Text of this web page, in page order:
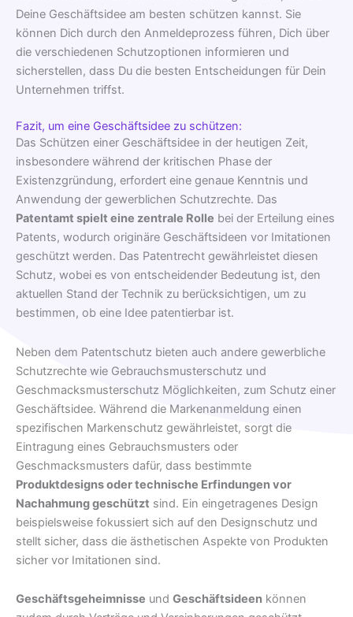
Deine Geschäftsidee am besten schützen kannst. Sie
können Dich durch den Anmeldeprozess führen, Dich über
die verschiedenen Schutzoptionen informieren und
sicherstellen, dass Du die besten Entscheidungen für Dein
Unternehmen triffst.
Fazit, um eine Geschäftsidee zu schützen:
Das Schützen einer Geschäftsidee in der heutigen Zeit,
insbesondere während der kritischen Phase der
Existenzgründung, erfordert eine genaue Kenntnis und
Anwendung der gewerblichen Schutzrechte. Das
Patentamt spielt eine zentrale Rolle bei der Erteilung eines
Patents, wodurch originäre Geschäftsideen vor Imitationen
geschützt werden. Das Patentrecht gewährleistet diesen
Schutz, wobei es von entscheidender Bedeutung ist, den
aktuellen Stand der Technik zu berücksichtigen, um zu
bestimmen, ob eine Idee patentierbar ist.
Neben dem Patentschutz bieten auch andere gewerbliche
Schutzrechte wie Gebrauchsmusterschutz und
Geschmacksmusterschutz Möglichkeiten, zum Schutz einer
Geschäftsidee. Während die Markenanmeldung einen
spezifischen Markenschutz gewährleistet, sorgt die
Eintragung eines Gebrauchsmusters oder
Geschmacksmusters dafür, dass bestimmte
Produktdesigns oder technische Erfindungen vor
Nachahmung geschützt sind. Ein eingetragenes Design
beispielsweise fokussiert sich auf den Designschutz und
stellt sicher, dass die ästhetischen Aspekte von Produkten
sicher vor Imitationen sind.
Geschäftsgeheimnisse und Geschäftsideen können